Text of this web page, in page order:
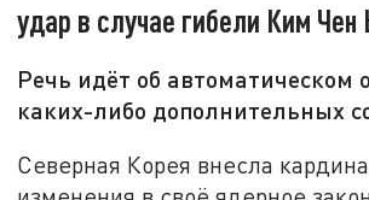
удар в случае гибели Ким
Речь идёт об автоматическом
каких-либо дополнительных
Северная Корея внесла